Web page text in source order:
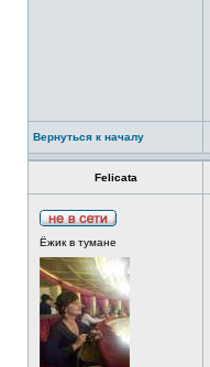
Вернуться к началу
Felicata
Ёжик в тумане